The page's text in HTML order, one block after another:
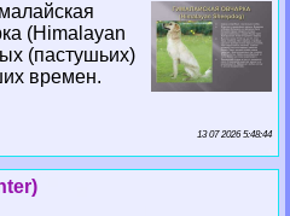
(Himalayan
(пастушьих)
времен.
13 07 2026 5:48:44